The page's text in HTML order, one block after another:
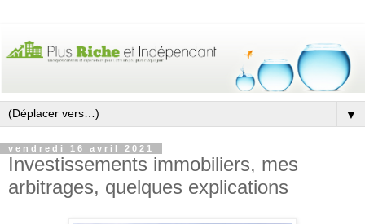
▼
vendredi 16 avril 2021
Investissements immobiliers, mes
arbitrages, quelques explications